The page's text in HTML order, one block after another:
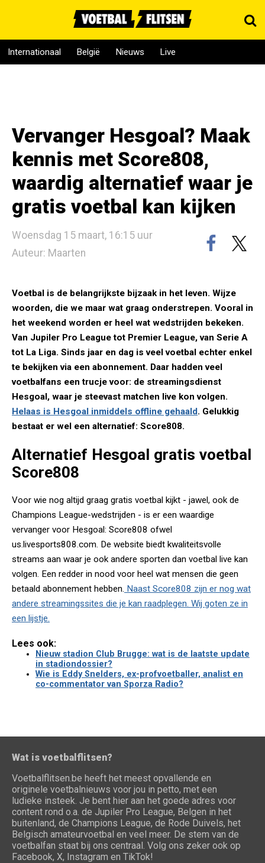
Internationaal België Nieuws Live
Vervanger Hesgoal? Maak
kennis met Score808,
waardig alternatief waar je
gratis voetbal kan kijken
Woensdag 15 maart, 16:15 uur
Auteur: Maarten
Voetbal is de belangrijkste bijzaak in het leven. Wijze
woorden, die we maar wat graag onderstrepen. Vooral in
het weekend worden er heel wat wedstrijden bekeken.
Van Jupiler Pro League tot Premier League, van Serie A
tot La Liga. Sinds jaar en dag is veel voetbal echter enkel
te bekijken via een abonnement. Daar hadden veel
voetbalfans een trucje voor: de streamingsdienst
Hesgoal, waar je steevast matchen live kon volgen.
Helaas is Hesgoal inmiddels offline gehaald. Gelukkig
bestaat er wel een alternatief: Score808.
Alternatief Hesgoal gratis voetbal
Score808
Voor wie nog altijd graag gratis voetbal kijkt - jawel, ook de
Champions League-wedstrijden - is er een waardige
vervanger voor Hesgoal: Score808 ofwel
us.livesports808.com. De website biedt kwaliteitsvolle
streams aan waar je ook andere sporten dan voetbal live kan
volgen. Een redder in nood voor heel wat mensen die geen
betaald abonnement hebben. Naast Score808 zijn er nog wat
andere streamingssites die je kan raadplegen. Wij goten ze in
een lijstje.
Lees ook:
Nieuw stadion Club Brugge: wat is de laatste update
in stadiondossier?
Wie is Eddy Snelders, ex-profvoetballer, analist en
co-commentator van Sporza Radio?
Wat is voetbalflitsen?
Voetbalflitsen.be heeft het meest opvallende en
originele voetbalnieuws voor jou in petto, met een
ludieke insteek. Je bent hier aan het goede adres voor
content rond o.a. de Jupiler Pro League, Belgen in het
buitenland, de Champions League, de Rode Duivels, het
Belgisch amateurvoetbal en veel meer. De stem van de
voetbalfan staat bij ons centraal. Volg ons zeker ook op
Facebook, X, Instagram en TikTok!